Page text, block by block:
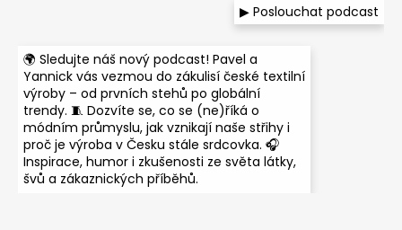
🌍 Sledujte náš nový podcast! Pavel a
Yannick vás vezmou do zákulisí české textilní
výroby – od prvních stehů po globální
trendy. 🧵 Dozvíte se, co se (ne)říká o
módním průmyslu, jak vznikají naše střihy i
proč je výroba v Česku stále srdcovka. 🎧
Inspirace, humor i zkušenosti ze světa látky,
švů a zákaznických příběhů.
▶ Poslouchat podcast